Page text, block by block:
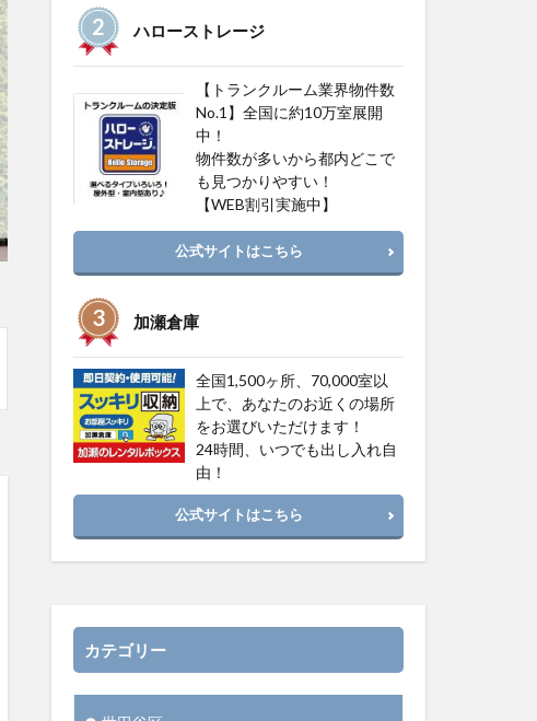
ハローストレージ
【トランクルーム業界物件数
No.1】全国に約10万室展開
中！
物件数が多いから都内どこで
も見つかりやすい！
【WEB割引実施中】
公式サイトはこちら
加瀬倉庫
全国1,500ヶ所、70,000室以
上で、あなたのお近くの場所
をお選びいただけます！
24時間、いつでも出し入れ自
由！
公式サイトはこちら
カテゴリー